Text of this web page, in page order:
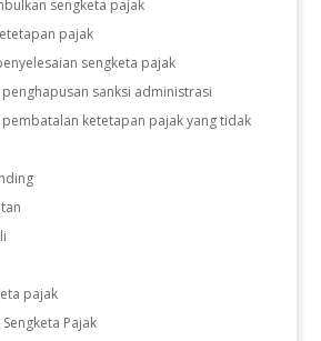
sengketa pajak
pajak
sengketa pajak
sanksi administrasi
ketetapan pajak yang tidak
pajak
Pajak